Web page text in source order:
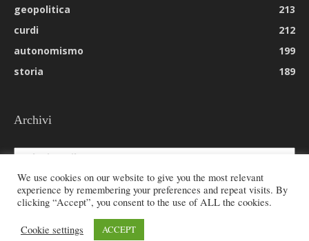
geopolitica
213
curdi
212
autonomismo
199
storia
189
Archivi
Archivi
© 2026 All rights reserved - Etnie -
We use cookies on our website to give you the most relevant
experience by remembering your preferences and repeat visits. By
clicking “Accept”, you consent to the use of ALL the cookies.
Cookie settings ACCEPT